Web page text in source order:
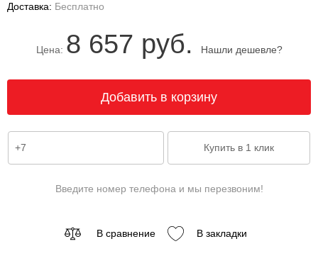
Доставка: Бесплатно
Цена: 8 657 руб. Нашли дешевле?
Введите номер телефона и мы перезвоним!
В сравнение В закладки